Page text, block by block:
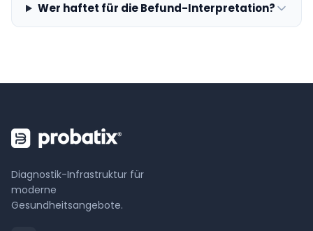
Wer haftet für die Befund-Interpretation?
Diagnostik-Infrastruktur für
moderne
Gesundheitsangebote.